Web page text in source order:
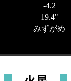
-4.2
19.4"
みずがめ